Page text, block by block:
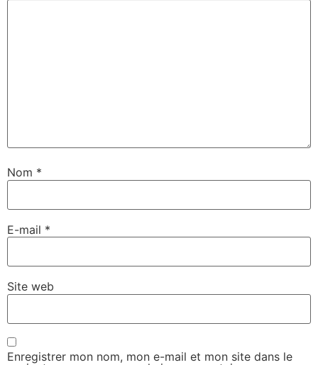
Nom *
E-mail *
Site web
Enregistrer mon nom, mon e-mail et mon site dans le